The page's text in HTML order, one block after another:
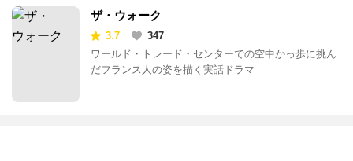
ザ・ウォーク
3.7
347
ワールド・トレード・センターでの空中かっ歩に挑ん
だフランス人の姿を描く実話ドラマ